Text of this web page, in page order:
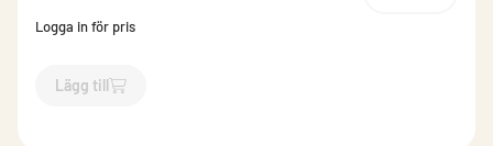
Logga in för pris
Lägg till
`$Lägg till